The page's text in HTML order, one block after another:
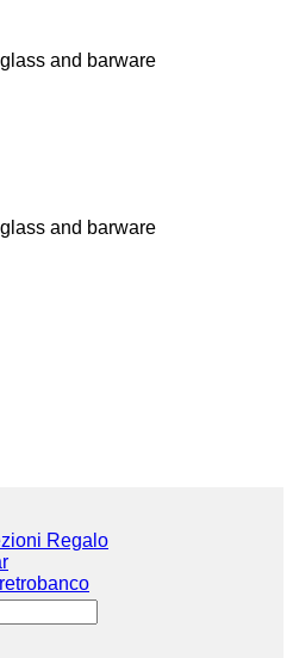
and barware
and barware
Regalo